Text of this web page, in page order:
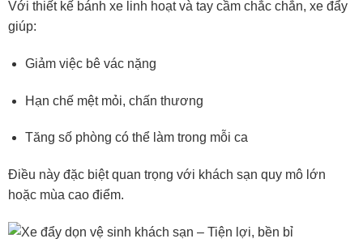
Với thiết kế bánh xe linh hoạt và tay cầm chắc chắn, xe đẩy
giúp:
Giảm việc bê vác nặng
Hạn chế mệt mỏi, chấn thương
Tăng số phòng có thể làm trong mỗi ca
Điều này đặc biệt quan trọng với khách sạn quy mô lớn
hoặc mùa cao điểm.